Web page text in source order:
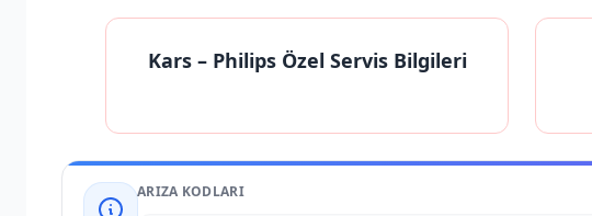
Kars– Philips Özel Servis Bilgileri
ARIZA KODLARI